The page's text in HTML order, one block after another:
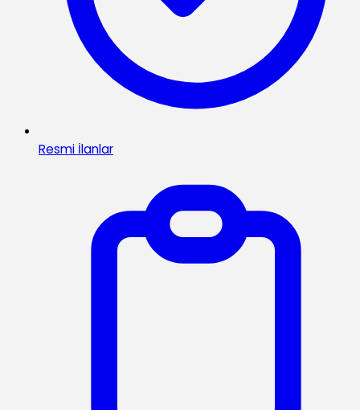
Resmi İlanlar